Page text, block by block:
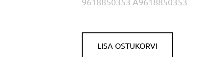
LISA OSTUKORVI